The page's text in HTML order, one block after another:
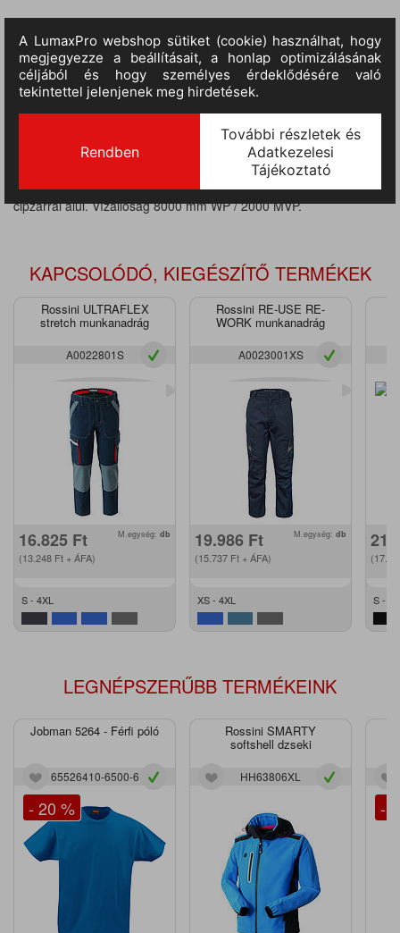
TERMÉKINFORMÁCIÓ
Anyaga: 94% poliészter / 6% spandex. Softshell mellény központi
cipzárral, szellőzőnyílással a háton. Egy mellzseb függőleges
cipzárral és fényvisszaverő körvonallal a jobb oldalon, két zseb
cipzárral alul. Vízállóság 8000 mm WP / 2000 MVP.
KAPCSOLÓDÓ, KIEGÉSZÍTŐ TERMÉKEK
Rossini ULTRAFLEX
stretch munkanadrág
A0022801S
16.825 Ft
(13.248 Ft + ÁFA)
M.egység: db
S - 4XL
Rossini RE-USE RE-
WORK munkanadrág
A0023001XS
19.986 Ft
(15.737 Ft + ÁFA)
M.egység: db
XS - 4XL S -
LEGNÉPSZERŰBB TERMÉKEINK
Jobman 5264 - Férfi póló
65526410-6500-6
- 20 %
Rossini SMARTY
softshell dzseki
HH63806XL
-